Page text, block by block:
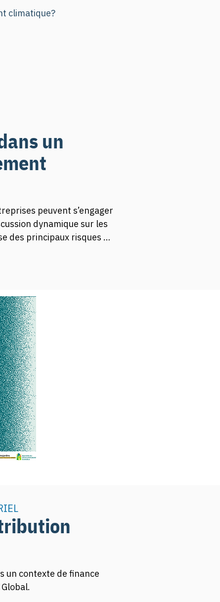
climatique?
un
peuvent s’engager
dynamique sur les
des principaux risques
comment les
la résilience des
offre une
l’adaptation et le rôle du
un contexte de finance